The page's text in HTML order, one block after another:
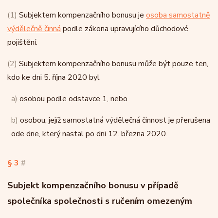
(1) Subjektem kompenzačního bonusu je osoba samostatně
výdělečně činná podle zákona upravujícího důchodové
pojištění.
(2) Subjektem kompenzačního bonusu může být pouze ten,
kdo ke dni 5. října 2020 byl
a) osobou podle odstavce 1, nebo
b) osobou, jejíž samostatná výdělečná činnost je přerušena
ode dne, který nastal po dni 12. března 2020.
§ 3 #
Subjekt kompenzačního bonusu v případě
společníka společnosti s ručením omezeným